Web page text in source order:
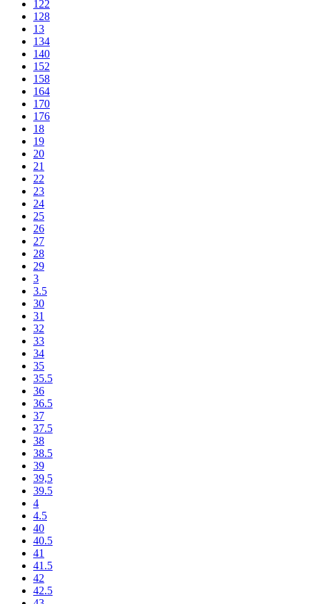
122
128
13
134
140
152
158
164
170
176
18
19
20
21
22
23
24
25
26
27
28
29
3
3.5
30
31
32
33
34
35
35.5
36
36.5
37
37.5
38
38.5
39
39,5
39.5
4
4.5
40
40.5
41
41.5
42
42.5